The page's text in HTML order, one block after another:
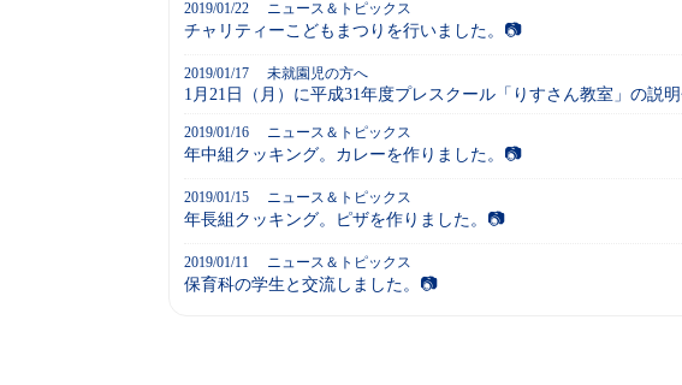
2019/01/22 ニュース＆トピックス
チャリティーこどもまつりを行いました。📷
2019/01/17 未就園児の方へ
1月21日（月）に平成31年度プレスクール「りすさん教室」の説
2019/01/16 ニュース＆トピックス
年中組クッキング。カレーを作りました。📷
2019/01/15 ニュース＆トピックス
年長組クッキング。ピザを作りました。📷
2019/01/11 ニュース＆トピックス
保育科の学生と交流しました。📷